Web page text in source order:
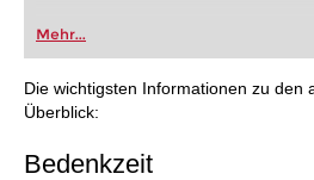
Mehr...
Die wichtigsten Informationen zu den
Überblick:
Bedenkzeit